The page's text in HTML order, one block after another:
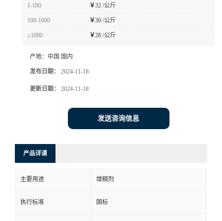
1-100 ￥32 /公斤
100-1000 ￥30 /公斤
≥1000 ￥28 /公斤
产地： 中国 国内
发布日期： 2024-11-18
更新日期： 2024-11-18
发送咨询信息
产品详请
主要用途 增稠剂
执行标准 国标